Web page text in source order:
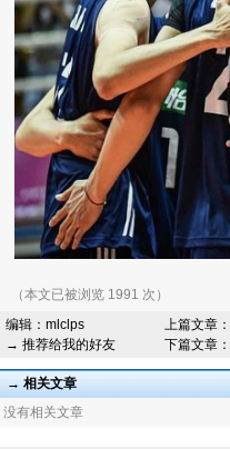
（本文已被浏览 1991 次）
编辑： mlclps
→ 推荐给我的好友
上篇文章：
下篇文章：
→ 相关文章
没有相关文章